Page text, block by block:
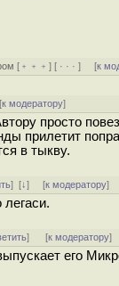
[ ﹢﹢﹢] [ · · ·] [к
к модератору]
просто
прилетит
в тыкву.
][↓] [к модератору]
] [к модератору]
его